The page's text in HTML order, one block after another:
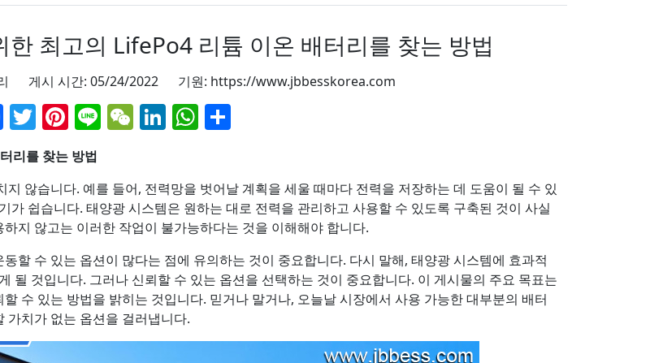
최고의 LifePo4 리튬 이온 배터리를 찾는 방법
리 게시 시간: 05/24/2022 기원: https://www.jbbesskorea.com
Facebook
Twitter
Pinterest
LineWeChat
LinkedIn
WhatsApp
리를 찾는 방법
않습니다. 예를 들어, 전력망을 벗어날 계획을 세울 때마다 전력을 저장하는 데 도움이 될 수 있
쉽습니다. 태양광 시스템은 원하는 대로 전력을 관리하고 사용할 수 있도록 구축된 것이 사실
하지 않고는 이러한 작업이 불가능하다는 것을 이해해야 합니다.
할 수 있는 옵션이 많다는 점에 유의하는 것이 중요합니다. 다시 말해, 태양광 시스템에 효과적
될 것입니다. 그러나 신뢰할 수 있는 옵션을 선택하는 것이 중요합니다. 이 게시물의 주요 목표는
수 있는 방법을 밝히는 것입니다. 믿거나 말거나, 오늘날 시장에서 사용 가능한 대부분의 배터
가치가 없는 옵션을 걸러냅니다.